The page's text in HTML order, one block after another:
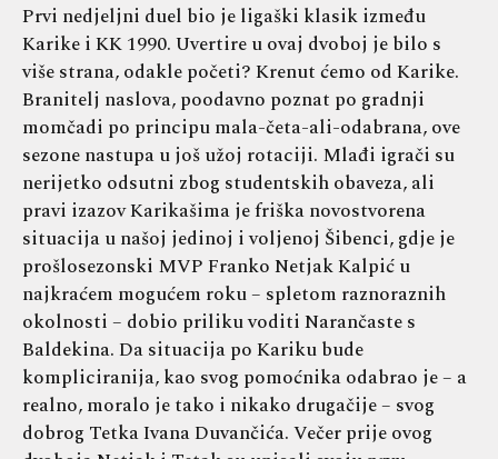
Prvi nedjeljni duel bio je ligaški klasik između
Karike i KK 1990. Uvertire u ovaj dvoboj je bilo s
više strana, odakle početi? Krenut ćemo od Karike.
Branitelj naslova, poodavno poznat po gradnji
momčadi po principu mala-četa-ali-odabrana, ove
sezone nastupa u još užoj rotaciji. Mlađi igrači su
nerijetko odsutni zbog studentskih obaveza, ali
pravi izazov Karikašima je friška novostvorena
situacija u našoj jedinoj i voljenoj Šibenci, gdje je
prošlosezonski MVP Franko Netjak Kalpić u
najkraćem mogućem roku – spletom raznoraznih
okolnosti – dobio priliku voditi Narančaste s
Baldekina. Da situacija po Kariku bude
kompliciranija, kao svog pomoćnika odabrao je – a
realno, moralo je tako i nikako drugačije – svog
dobrog Tetka Ivana Duvančića. Večer prije ovog